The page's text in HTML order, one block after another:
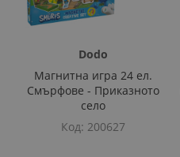
Dodo
Магнитна игра 24 ел.
Смърфове - Приказното
село
Код 200627